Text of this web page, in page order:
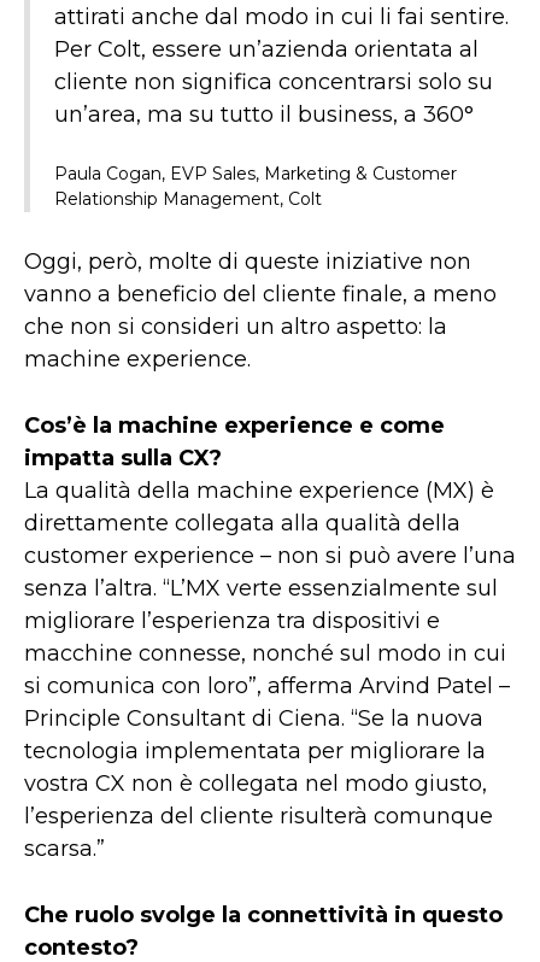
attirati anche dal modo in cui li fai sentire.
Per Colt, essere un’azienda orientata al
cliente non significa concentrarsi solo su
un’area, ma su tutto il business, a 360°
Paula Cogan, EVP Sales, Marketing & Customer
Relationship Management, Colt
Oggi, però, molte di queste iniziative non
vanno a beneficio del cliente finale, a meno
che non si consideri un altro aspetto: la
machine experience.
Cos’è la machine experience e come
impatta sulla CX?
La qualità della machine experience (MX) è
direttamente collegata alla qualità della
customer experience – non si può avere l’una
senza l’altra. “L’MX verte essenzialmente sul
migliorare l’esperienza tra dispositivi e
macchine connesse, nonché sul modo in cui
si comunica con loro”, afferma Arvind Patel –
Principle Consultant di Ciena. “Se la nuova
tecnologia implementata per migliorare la
vostra CX non è collegata nel modo giusto,
l’esperienza del cliente risulterà comunque
scarsa.”
Che ruolo svolge la connettività in questo
contesto?